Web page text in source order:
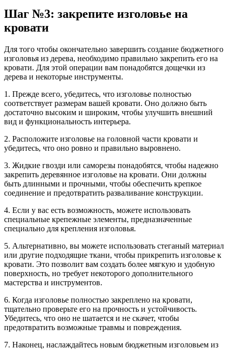
Шаг №3: закрепите изголовье на
кровати
Для того чтобы окончательно завершить создание бюджетного
изголовья из дерева, необходимо правильно закрепить его на
кровати. Для этой операции вам понадобятся дощечки из
дерева и некоторые инструменты.
1. Прежде всего, убедитесь, что изголовье полностью
соответствует размерам вашей кровати. Оно должно быть
достаточно высоким и широким, чтобы улучшить внешний
вид и функциональность интерьера.
2. Расположите изголовье на головной части кровати и
убедитесь, что оно ровно и правильно выровнено.
3. Жидкие гвозди или саморезы понадобятся, чтобы надежно
закрепить деревянное изголовье на кровати. Они должны
быть длинными и прочными, чтобы обеспечить крепкое
соединение и предотвратить разваливание конструкции.
4. Если у вас есть возможность, можете использовать
специальные крепежные элементы, предназначенные
специально для крепления изголовья.
5. Альтернативно, вы можете использовать стеганый материал
или другие подходящие ткани, чтобы прикрепить изголовье к
кровати. Это позволит вам создать более мягкую и удобную
поверхность, но требует некоторого дополнительного
мастерства и инструментов.
6. Когда изголовье полностью закреплено на кровати,
тщательно проверьте его на прочность и устойчивость.
Убедитесь, что оно не шатается и не скачет, чтобы
предотвратить возможные травмы и повреждения.
7. Наконец, наслаждайтесь новым бюджетным изголовьем из